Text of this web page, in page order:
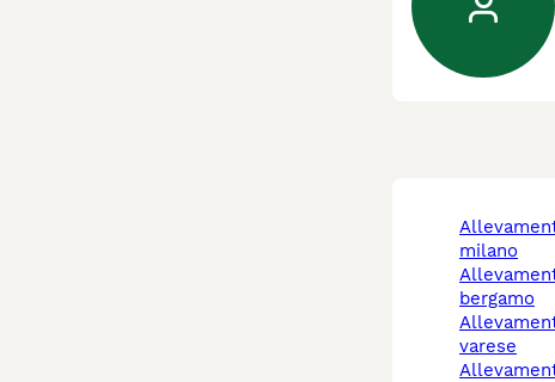
allevamento maltese
milano
allevamento maltese
bergamo
allevamento maltese
varese
allevamento maltese